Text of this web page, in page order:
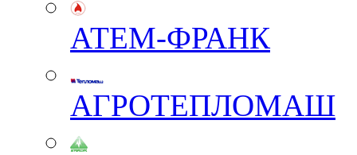
АТЕМ-ФРАНК
АГРОТЕПЛОМАШ